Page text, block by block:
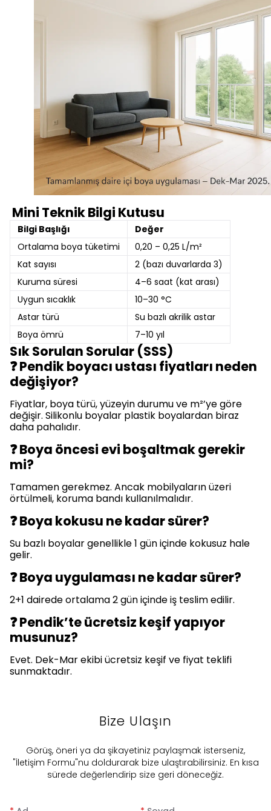
Mini Teknik Bilgi Kutusu
Bilgi Başlığı
Değer
Ortalama boya tüketimi
0,20 – 0,25 L/m²
Kat sayısı
2 (bazı duvarlarda 3)
Kuruma süresi
4–6 saat (kat arası)
Uygun sıcaklık
10–30 °C
Astar türü
Su bazlı akrilik astar
Boya ömrü
7–10 yıl
Sık Sorulan Sorular (SSS)
❓ Pendik boyacı ustası fiyatları neden
değişiyor?
Fiyatlar, boya türü, yüzeyin durumu ve m²’ye göre
değişir. Silikonlu boyalar plastik boyalardan biraz
daha pahalıdır.
❓ Boya öncesi evi boşaltmak gerekir
mi?
Tamamen gerekmez. Ancak mobilyaların üzeri
örtülmeli, koruma bandı kullanılmalıdır.
❓ Boya kokusu ne kadar sürer?
Su bazlı boyalar genellikle 1 gün içinde kokusuz hale
gelir.
❓ Boya uygulaması ne kadar sürer?
2+1 dairede ortalama 2 gün içinde iş teslim edilir.
❓ Pendik’te ücretsiz keşif yapıyor
musunuz?
Evet. Dek-Mar ekibi ücretsiz keşif ve fiyat teklifi
sunmaktadır.
Bize Ulaşın
​Görüş, öneri ya da şikayetiniz paylaşmak isterseniz,
"İletişim Formu"nu doldurarak bize ulaştırabilirsiniz. En kısa
sürede değerlendirip size geri döneceğiz.